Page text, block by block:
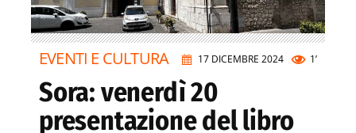
17 DICEMBRE 2024 1’
EVENTI E CULTURA
Sora: venerdì 20
presentazione del libro